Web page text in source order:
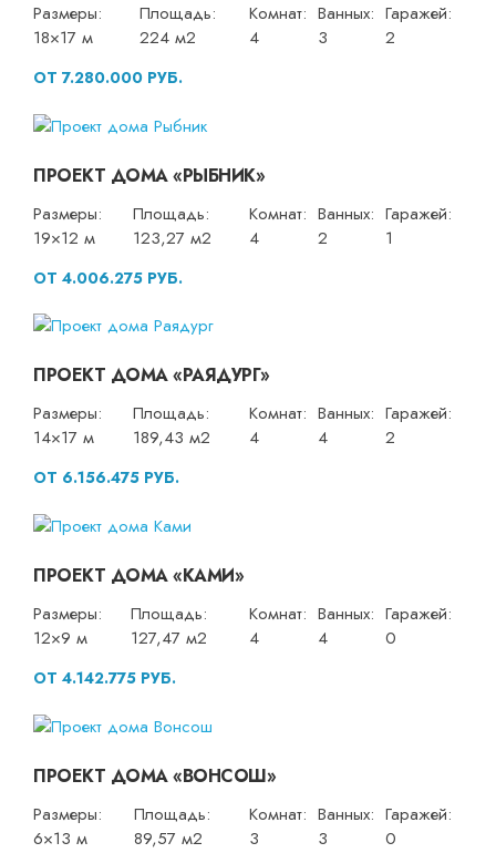
Размеры:
18×17 м
Площадь:
224 м2
Комнат:
4
Ванных:
3
Гаражей:
2
ОТ 7.280.000 РУБ.
ПРОЕКТ ДОМА «РЫБНИК»
Размеры:
19×12 м
Площадь:
123,27 м2
Комнат:
4
Ванных:
2
Гаражей:
1
ОТ 4.006.275 РУБ.
ПРОЕКТ ДОМА «РАЯДУРГ»
Размеры:
14×17 м
Площадь:
189,43 м2
Комнат:
4
Ванных:
4
Гаражей:
2
ОТ 6.156.475 РУБ.
ПРОЕКТ ДОМА «КАМИ»
Размеры:
12×9 м
Площадь:
127,47 м2
Комнат:
4
Ванных:
4
Гаражей:
0
ОТ 4.142.775 РУБ.
ПРОЕКТ ДОМА «ВОНСОШ»
Размеры:
6×13 м
Площадь:
89,57 м2
Комнат:
3
Ванных:
3
Гаражей:
0